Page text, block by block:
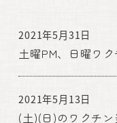
土曜PM、日曜ワ
2021年5月31日
(土)(日)のワクチ
2021年5月13日